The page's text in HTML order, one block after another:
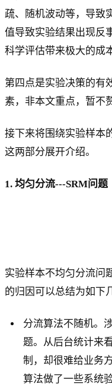
疏、随机波动等，导致
值导致实验结果出现反
科学评估带来极大的成
第四点是实验决策的有
素，非本文重点，暂不
接下来将围绕实验样本
这两部分展开介绍。
1. 均匀分流---SRM问题
实验样本不均匀分流问
的归因可以总结为如下
分流算法不随机。
题。从后台统计来
制，却很难给业务
算法做了一些系统